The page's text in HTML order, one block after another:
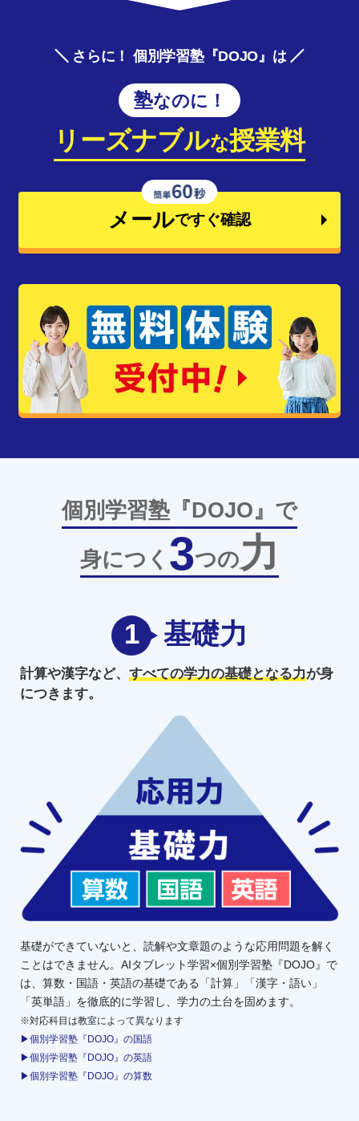
さらに！ 個別学習塾『DOJO』は
塾なのに！
リーズナブルな授業料
メールですぐ確認
個別学習塾『DOJO』で
身につく 3つの力
1 基礎力
計算や漢字など、 すべての学力の基礎となる力が身
につきます。
基礎ができていないと、読解や文章題のような応用問題を解く
ことはできません。AIタブレット学習×個別学習塾『DOJO』で
は、算数・国語・英語の基礎である「計算」「漢字・語い」
「英単語」を徹底的に学習し、学力の土台を固めます。
※対応科目は教室によって異なります
▶個別学習塾『DOJO』の国語
▶個別学習塾『DOJO』の英語
▶個別学習塾『DOJO』の算数